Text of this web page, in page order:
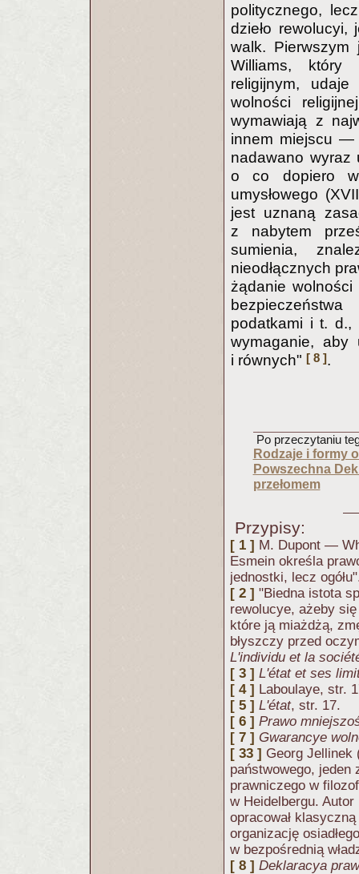
politycznego,
dzieło
walk.
Williams, który
religijnym,
wolności
wymawiają z
innem miejscu —
nadawano wyraz
o co dopiero
umysłowego
jest uznaną
z nabytem
sumienia,
nieodłącznych
żądanie wolności
podatkami i t. d.,
wymaganie, aby
i równych" [ 8 ].
Po przeczytaniu
Rodzaje i formy
Powszechna
przełomem
Przypisy:
[ 1 ] M. Dupont —
Esmein określa
jednostki, lecz
[ 2 ] "Biedna istota
rewolucye, ażeby
które ją miażdżą,
błyszczy przed
L'individu et la
[ 3 ] L'état et ses
[ 4 ] Laboulaye, str.
[ 5 ] L'état, str. 17.
[ 6 ] Prawo
[ 7 ] Gwarancye
[ 33 ] Georg Jellinek
państwowego, jeden
prawniczego w
w Heidelbergu.
opracował
organizację
w bezpośrednią
[ 8 ] Deklaracya